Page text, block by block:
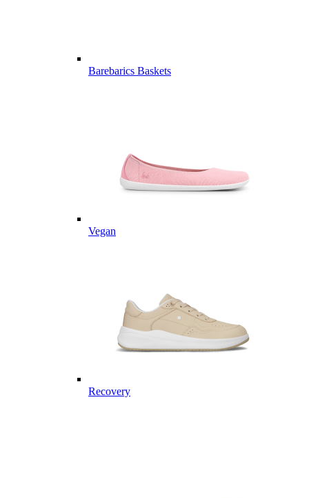
Barebarics Baskets
Vegan
Recovery